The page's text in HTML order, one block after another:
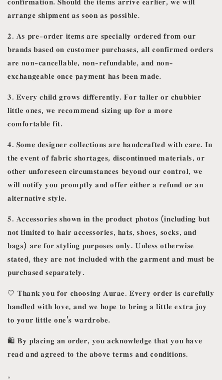
𝐚𝐫𝐫𝐚𝐧𝐠𝐞 𝐬𝐡𝐢𝐩𝐦𝐞𝐧𝐭 𝐚𝐬 𝐬𝐨𝐨𝐧 𝐚𝐬 𝐩𝐨𝐬𝐬𝐢𝐛𝐥𝐞.
𝟐. 𝐀𝐬 𝐩𝐫𝐞-𝐨𝐫𝐝𝐞𝐫 𝐢𝐭𝐞𝐦𝐬 𝐚𝐫𝐞 𝐬𝐩𝐞𝐜𝐢𝐚𝐥𝐥𝐲 𝐨𝐫𝐝𝐞𝐫𝐞𝐝 𝐟𝐫𝐨𝐦 𝐨𝐮𝐫
𝐛𝐫𝐚𝐧𝐝𝐬 𝐛𝐚𝐬𝐞𝐝 𝐨𝐧 𝐜𝐮𝐬𝐭𝐨𝐦𝐞𝐫 𝐩𝐮𝐫𝐜𝐡𝐚𝐬𝐞𝐬, 𝐚𝐥𝐥 𝐜𝐨𝐧𝐟𝐢𝐫𝐦𝐞𝐝 𝐨𝐫𝐝𝐞𝐫𝐬
𝐚𝐫𝐞 𝐧𝐨𝐧-𝐜𝐚𝐧𝐜𝐞𝐥𝐥𝐚𝐛𝐥𝐞, 𝐧𝐨𝐧-𝐫𝐞𝐟𝐮𝐧𝐝𝐚𝐛𝐥𝐞, 𝐚𝐧𝐝 𝐧𝐨𝐧-
𝐞𝐱𝐜𝐡𝐚𝐧𝐠𝐞𝐚𝐛𝐥𝐞 𝐨𝐧𝐜𝐞 𝐩𝐚𝐲𝐦𝐞𝐧𝐭 𝐡𝐚𝐬 𝐛𝐞𝐞𝐧 𝐦𝐚𝐝𝐞.
𝟑. 𝐄𝐯𝐞𝐫𝐲 𝐜𝐡𝐢𝐥𝐝 𝐠𝐫𝐨𝐰𝐬 𝐝𝐢𝐟𝐟𝐞𝐫𝐞𝐧𝐭𝐥𝐲. 𝐅𝐨𝐫 𝐭𝐚𝐥𝐥𝐞𝐫 𝐨𝐫 𝐜𝐡𝐮𝐛𝐛𝐢𝐞𝐫
𝐥𝐢𝐭𝐭𝐥𝐞 𝐨𝐧𝐞𝐬, 𝐰𝐞 𝐫𝐞𝐜𝐨𝐦𝐦𝐞𝐧𝐝 𝐬𝐢𝐳𝐢𝐧𝐠 𝐮𝐩 𝐟𝐨𝐫 𝐚 𝐦𝐨𝐫𝐞
𝐜𝐨𝐦𝐟𝐨𝐫𝐭𝐚𝐛𝐥𝐞 𝐟𝐢𝐭.
𝟒. 𝐒𝐨𝐦𝐞 𝐝𝐞𝐬𝐢𝐠𝐧𝐞𝐫 𝐜𝐨𝐥𝐥𝐞𝐜𝐭𝐢𝐨𝐧𝐬 𝐚𝐫𝐞 𝐡𝐚𝐧𝐝𝐜𝐫𝐚𝐟𝐭𝐞𝐝 𝐰𝐢𝐭𝐡 𝐜𝐚𝐫𝐞. 𝐈𝐧
𝐭𝐡𝐞 𝐞𝐯𝐞𝐧𝐭 𝐨𝐟 𝐟𝐚𝐛𝐫𝐢𝐜 𝐬𝐡𝐨𝐫𝐭𝐚𝐠𝐞𝐬, 𝐝𝐢𝐬𝐜𝐨𝐧𝐭𝐢𝐧𝐮𝐞𝐝 𝐦𝐚𝐭𝐞𝐫𝐢𝐚𝐥𝐬, 𝐨𝐫
𝐨𝐭𝐡𝐞𝐫 𝐮𝐧𝐟𝐨𝐫𝐞𝐬𝐞𝐞𝐧 𝐜𝐢𝐫𝐜𝐮𝐦𝐬𝐭𝐚𝐧𝐜𝐞𝐬 𝐛𝐞𝐲𝐨𝐧𝐝 𝐨𝐮𝐫 𝐜𝐨𝐧𝐭𝐫𝐨𝐥, 𝐰𝐞
𝐰𝐢𝐥𝐥 𝐧𝐨𝐭𝐢𝐟𝐲 𝐲𝐨𝐮 𝐩𝐫𝐨𝐦𝐩𝐭𝐥𝐲 𝐚𝐧𝐝 𝐨𝐟𝐟𝐞𝐫 𝐞𝐢𝐭𝐡𝐞𝐫 𝐚 𝐫𝐞𝐟𝐮𝐧𝐝 𝐨𝐫 𝐚𝐧
𝐚𝐥𝐭𝐞𝐫𝐧𝐚𝐭𝐢𝐯𝐞 𝐬𝐭𝐲𝐥𝐞.
𝟓. 𝐀𝐜𝐜𝐞𝐬𝐬𝐨𝐫𝐢𝐞𝐬 𝐬𝐡𝐨𝐰𝐧 𝐢𝐧 𝐭𝐡𝐞 𝐩𝐫𝐨𝐝𝐮𝐜𝐭 𝐩𝐡𝐨𝐭𝐨𝐬 (𝐢𝐧𝐜𝐥𝐮𝐝𝐢𝐧𝐠 𝐛𝐮𝐭
𝐧𝐨𝐭 𝐥𝐢𝐦𝐢𝐭𝐞𝐝 𝐭𝐨 𝐡𝐚𝐢𝐫 𝐚𝐜𝐜𝐞𝐬𝐬𝐨𝐫𝐢𝐞𝐬, 𝐡𝐚𝐭𝐬, 𝐬𝐡𝐨𝐞𝐬, 𝐬𝐨𝐜𝐤𝐬, 𝐚𝐧𝐝
𝐛𝐚𝐠𝐬) 𝐚𝐫𝐞 𝐟𝐨𝐫 𝐬𝐭𝐲𝐥𝐢𝐧𝐠 𝐩𝐮𝐫𝐩𝐨𝐬𝐞𝐬 𝐨𝐧𝐥𝐲. 𝐔𝐧𝐥𝐞𝐬𝐬 𝐨𝐭𝐡𝐞𝐫𝐰𝐢𝐬𝐞
𝐬𝐭𝐚𝐭𝐞𝐝, 𝐭𝐡𝐞𝐲 𝐚𝐫𝐞 𝐧𝐨𝐭 𝐢𝐧𝐜𝐥𝐮𝐝𝐞𝐝 𝐰𝐢𝐭𝐡 𝐭𝐡𝐞 𝐠𝐚𝐫𝐦𝐞𝐧𝐭 𝐚𝐧𝐝 𝐦𝐮𝐬𝐭 𝐛𝐞
𝐩𝐮𝐫𝐜𝐡𝐚𝐬𝐞𝐝 𝐬𝐞𝐩𝐚𝐫𝐚𝐭𝐞𝐥𝐲.
🤍 𝐓𝐡𝐚𝐧𝐤 𝐲𝐨𝐮 𝐟𝐨𝐫 𝐜𝐡𝐨𝐨𝐬𝐢𝐧𝐠 𝐀𝐮𝐫𝐚𝐞. 𝐄𝐯𝐞𝐫𝐲 𝐨𝐫𝐝𝐞𝐫 𝐢𝐬 𝐜𝐚𝐫𝐞𝐟𝐮𝐥𝐥𝐲
𝐡𝐚𝐧𝐝𝐥𝐞𝐝 𝐰𝐢𝐭𝐡 𝐥𝐨𝐯𝐞, 𝐚𝐧𝐝 𝐰𝐞 𝐡𝐨𝐩𝐞 𝐭𝐨 𝐛𝐫𝐢𝐧𝐠 𝐚 𝐥𝐢𝐭𝐭𝐥𝐞 𝐞𝐱𝐭𝐫𝐚 𝐣𝐨𝐲
𝐭𝐨 𝐲𝐨𝐮𝐫 𝐥𝐢𝐭𝐭𝐥𝐞 𝐨𝐧𝐞’𝐬 𝐰𝐚𝐫𝐝𝐫𝐨𝐛𝐞.
🛍️ 𝐁𝐲 𝐩𝐥𝐚𝐜𝐢𝐧𝐠 𝐚𝐧 𝐨𝐫𝐝𝐞𝐫, 𝐲𝐨𝐮 𝐚𝐜𝐤𝐧𝐨𝐰𝐥𝐞𝐝𝐠𝐞 𝐭𝐡𝐚𝐭 𝐲𝐨𝐮 𝐡𝐚𝐯𝐞
𝐫𝐞𝐚𝐝 𝐚𝐧𝐝 𝐚𝐠𝐫𝐞𝐞𝐝 𝐭𝐨 𝐭𝐡𝐞 𝐚𝐛𝐨𝐯𝐞 𝐭𝐞𝐫𝐦𝐬 𝐚𝐧𝐝 𝐜𝐨𝐧𝐝𝐢𝐭𝐢𝐨𝐧𝐬.
。